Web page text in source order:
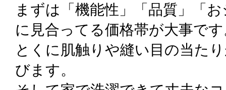
まずは「機能性」「品質」「
に見合ってる価格帯が大事で
とくに肌触りや縫い目の当た
びます。